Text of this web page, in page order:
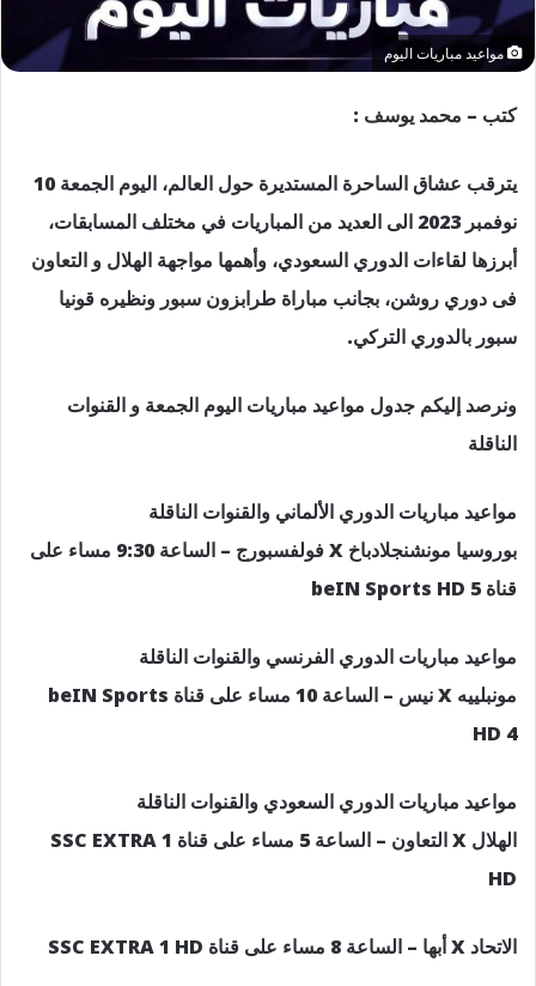
مواعيد مباريات اليوم
كتب – محمد يوسف :
يترقب عشاق الساحرة المستديرة حول العالم، اليوم الجمعة 10
نوفمبر 2023 الى العديد من المباريات في مختلف المسابقات،
أبرزها لقاءات الدوري السعودي، وأهمها مواجهة الهلال و التعاون
فى دوري روشن، بجانب مباراة طرابزون سبور ونظيره قونيا
سبور بالدوري التركي.
ونرصد إليكم جدول مواعيد مباريات اليوم الجمعة و القنوات
الناقلة
مواعيد مباريات الدوري الألماني والقنوات الناقلة
بوروسيا مونشنجلادباخ X فولفسبورج – الساعة 9:30 مساء على
قناة beIN Sports HD 5
مواعيد مباريات الدوري الفرنسي والقنوات الناقلة
مونبلييه X نيس – الساعة 10 مساء على قناة beIN Sports
HD 4
مواعيد مباريات الدوري السعودي والقنوات الناقلة
الهلال X التعاون – الساعة 5 مساء على قناة SSC EXTRA 1
HD
الاتحاد X أبها – الساعة 8 مساء على قناة SSC EXTRA 1 HD